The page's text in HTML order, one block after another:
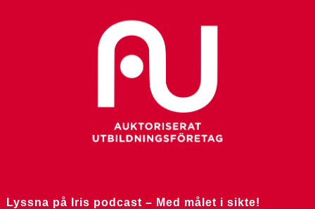
Lyssna på Iris podcast – Med målet i sikte!